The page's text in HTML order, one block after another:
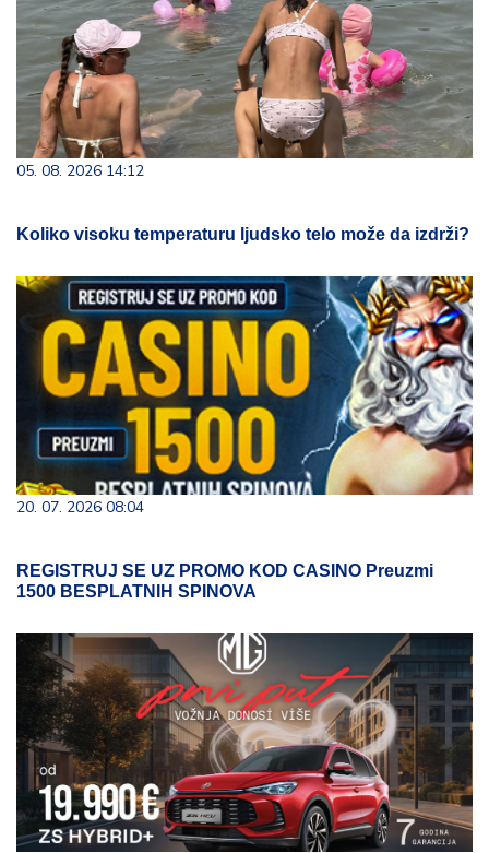
05. 08. 2026 14:12
Koliko visoku temperaturu ljudsko telo može da izdrži?
20. 07. 2026 08:04
REGISTRUJ SE UZ PROMO KOD CASINO Preuzmi
1500 BESPLATNIH SPINOVA